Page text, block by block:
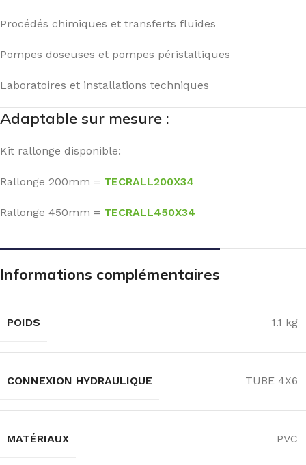
Procédés chimiques et transferts fluides
Pompes doseuses et pompes péristaltiques
Laboratoires et installations techniques
Adaptable sur mesure :
Kit rallonge disponible:
Rallonge 200mm = TECRALL200X34
Rallonge 450mm = TECRALL450X34
Informations complémentaires
POIDS 1.1 kg
CONNEXION HYDRAULIQUE TUBE 4X6
MATÉRIAUX PVC